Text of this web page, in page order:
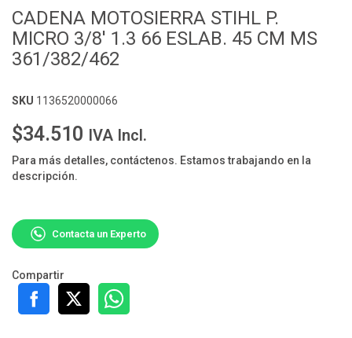
CADENA MOTOSIERRA STIHL P.
MICRO 3/8' 1.3 66 ESLAB. 45 CM MS
361/382/462
SKU 1136520000066
$34.510 IVA Incl.
Para más detalles, contáctenos. Estamos trabajando en la
descripción.
Contacta un Experto
Compartir